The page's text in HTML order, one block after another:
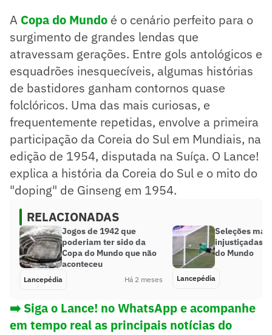
que os jogadores enfrentaram exaustão extrema.
A seleção sul-coreana sofreu duas goleadas: 9 a 0 para a
Hungria e 7 a 0 para a Turquia.
Resumo supervisionado pelo jornalista!
A Copa do Mundo é o cenário perfeito para o
surgimento de grandes lendas que
atravessam gerações. Entre gols antológicos e
esquadrões inesquecíveis, algumas histórias
de bastidores ganham contornos quase
folclóricos. Uma das mais curiosas, e
frequentemente repetidas, envolve a primeira
participação da Coreia do Sul em Mundiais, na
edição de 1954, disputada na Suíça. O Lance!
explica a história da Coreia do Sul e o mito do
"doping" de Ginseng em 1954.
RELACIONADAS
Jogos de 1942 que
poderiam ter sido da
Copa do Mundo que não
aconteceu
Lancepédia Há 2 meses
Seleções mais
injustiçadas
do Mundo
Lancepédia
➡️ Siga o Lance! no WhatsApp e acompanhe
em tempo real as principais notícias do